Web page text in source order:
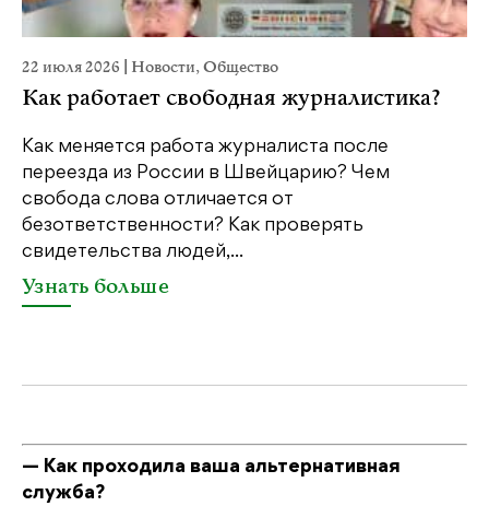
22 июля 2026 Новости,Общество
Как работает свободная журналистика?
Как меняется работа журналиста после
переезда из России в Швейцарию? Чем
свобода слова отличается от
безответственности? Как проверять
свидетельства людей,...
Узнать больше
— Как проходила ваша альтернативная
служба?